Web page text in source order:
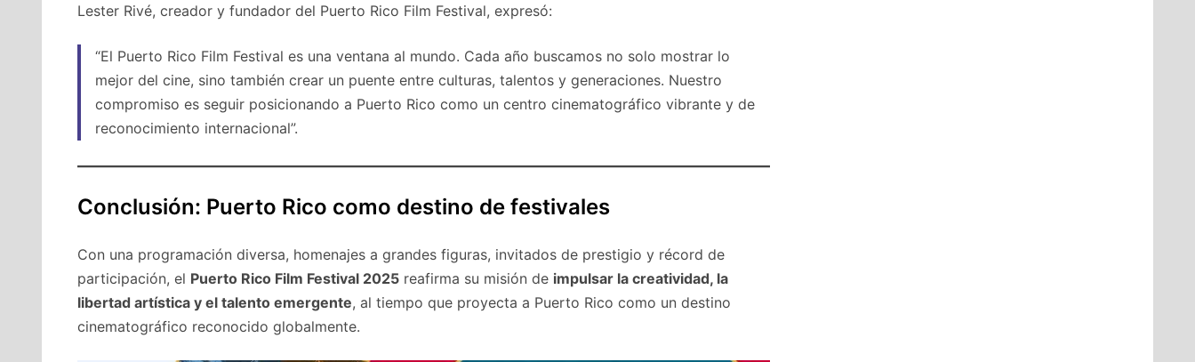
Lester Rivé, creador y fundador del Puerto Rico Film Festival, expresó:
“El Puerto Rico Film Festival es una ventana al mundo. Cada año buscamos no solo mostrar lo
mejor del cine, sino también crear un puente entre culturas, talentos y generaciones. Nuestro
compromiso es seguir posicionando a Puerto Rico como un centro cinematográfico vibrante y de
reconocimiento internacional”.
Conclusión: Puerto Rico como destino de festivales
Con una programación diversa, homenajes a grandes figuras, invitados de prestigio y récord de
participación, el Puerto Rico Film Festival 2025 reafirma su misión de impulsar la creatividad, la
libertad artística y el talento emergente, al tiempo que proyecta a Puerto Rico como un destino
cinematográfico reconocido globalmente.